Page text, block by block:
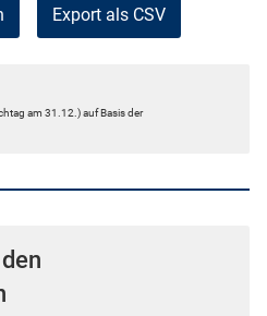
Export als CSV
am 31.12.) auf Basis der